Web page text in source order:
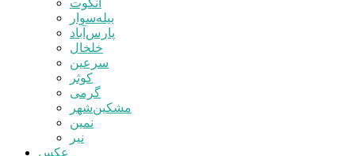
انگوت
بیله‌سوار
پارس‌آباد
خلخال
سرعین
کوثر
گرمی
مشکین‌شهر
نمین
نیر
عکس